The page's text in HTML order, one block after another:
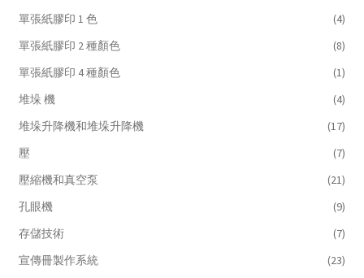
單張紙膠印 1 色
(4)
單張紙膠印 2 種顏色
(8)
單張紙膠印 4 種顏色
(1)
堆垛 機
(4)
堆垛升降機和堆垛升降機
(17)
壓
(7)
壓縮機和真空泵
(21)
孔眼機
(9)
存儲技術
(7)
宣傳冊製作系統
(23)